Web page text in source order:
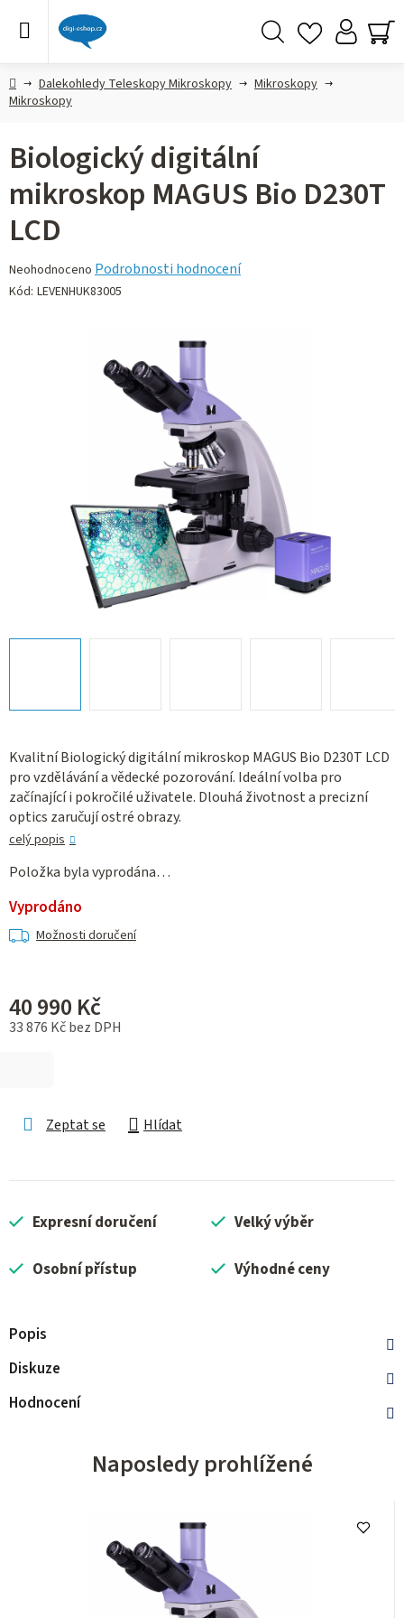
DomůDalekohledy Teleskopy Mikroskopy
Mikroskopy
Mikroskopy
Kvalitní Biologický digitální mikroskop MAGUS Bio D230T LCD
pro vzdělávání a vědecké pozorování. Ideální volba pro
začínající i pokročilé uživatele. Dlouhá životnost a precizní
optics zaručují ostré obrazy.
celý popis
Položka byla vyprodána…
Vyprodáno
Možnosti doručení
40 990 Kč
33 876 Kč bez DPH
Zeptat se Hlídat
Biologický digitální
mikroskop MAGUS Bio D230T
LCD
Průměrné
hodnocení
Neohodnoceno Podrobnosti hodnocení
Kód: LEVENHUK83005
Expresní doručení Velký výběr
Osobní přístup Výhodné ceny
Popis
Diskuze
Hodnocení
Naposledy prohlížené